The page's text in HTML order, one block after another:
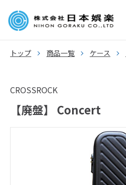
トップ 商品一覧 ケース
CROSSROCK
【廃盤】 Concert